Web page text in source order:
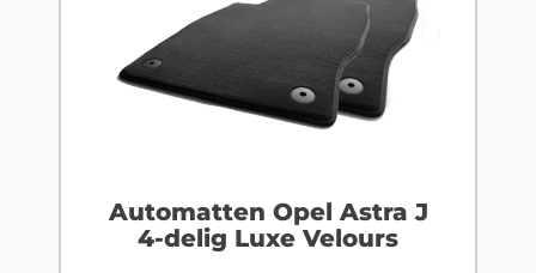
Automatten Opel Astra J
4-delig Luxe Velours